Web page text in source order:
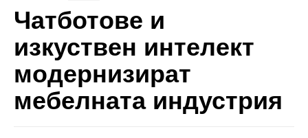
Чатботове и
изкуствен интелект
модернизират
мебелната индустрия